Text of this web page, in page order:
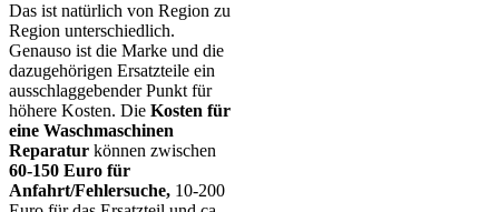
Das ist natürlich von Region zu
Region unterschiedlich.
Genauso ist die Marke und die
dazugehörigen Ersatzteile ein
ausschlaggebender Punkt für
höhere Kosten. Die Kosten für
eine Waschmaschinen
Reparatur können zwischen
60-150 Euro für
Anfahrt/Fehlersuche, 10-200